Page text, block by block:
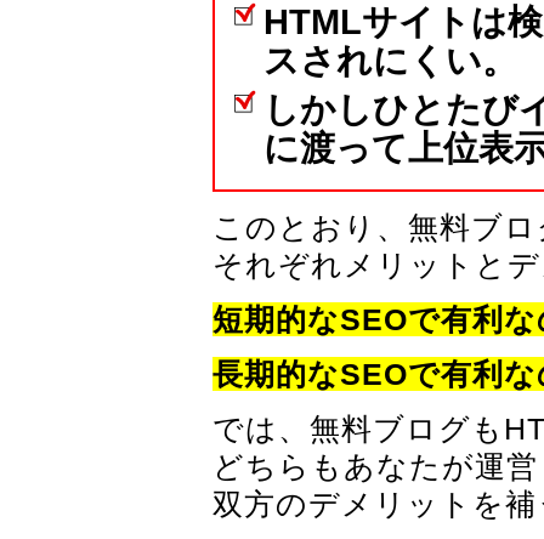
HTMLサイトは
スされにくい。
しかしひとたび
に渡って上位表
このとおり、無料ブ
それぞれメリットと
短期的なSEOで有利
長期的なSEOで有利
では、無料ブログも
どちらもあなたが運
双方のデメリットを